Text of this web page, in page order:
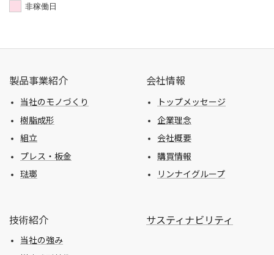
非稼働日
製品事業紹介
当社のモノづくり
樹脂成形
組立
プレス・板金
琺瑯
技術紹介
当社の強み
会社情報
トップメッセージ
企業理念
会社概要
購買情報
リンナイグループ
サスティナビリティ